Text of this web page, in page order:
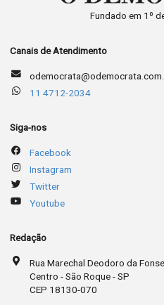
Fundado em 1º
Canais de Atendimento
11 4712-2034
Siga-nos
Facebook
Instagram
Twitter
Youtube
Redação
Rua Marechal Deodoro da
Centro - São Roque - SP
CEP 18130-070